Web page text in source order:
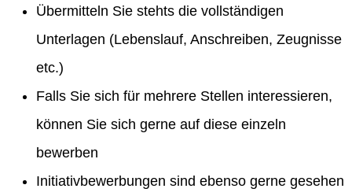
Übermitteln Sie stehts die vollständigen
Unterlagen (Lebenslauf, Anschreiben, Zeugnisse
etc.)
Falls Sie sich für mehrere Stellen interessieren,
können Sie sich gerne auf diese einzeln
bewerben
Initiativbewerbungen sind ebenso gerne gesehen